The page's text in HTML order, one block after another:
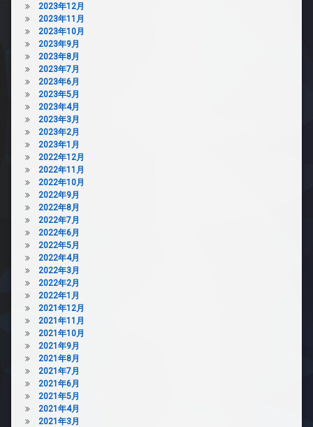
2023年12月
2023年11月
2023年10月
2023年9月
2023年8月
2023年7月
2023年6月
2023年5月
2023年4月
2023年3月
2023年2月
2023年1月
2022年12月
2022年11月
2022年10月
2022年9月
2022年8月
2022年7月
2022年6月
2022年5月
2022年4月
2022年3月
2022年2月
2022年1月
2021年12月
2021年11月
2021年10月
2021年9月
2021年8月
2021年7月
2021年6月
2021年5月
2021年4月
2021年3月